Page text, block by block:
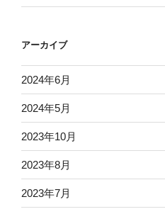
アーカイブ
2024年6月
2024年5月
2023年10月
2023年8月
2023年7月